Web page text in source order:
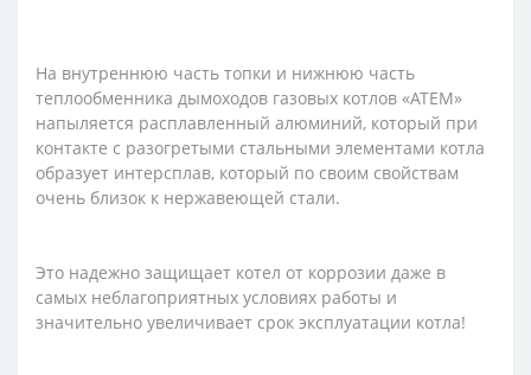
На внутреннюю часть топки и нижнюю часть
теплообменника дымоходов газовых котлов «АТЕМ»
напыляется расплавленный алюминий, который при
контакте с разогретыми стальными элементами котла
образует интерсплав, который по своим свойствам
очень близок к нержавеющей стали.
Это надежно защищает котел от коррозии даже в
самых неблагоприятных условиях работы и
значительно увеличивает срок эксплуатации котла!